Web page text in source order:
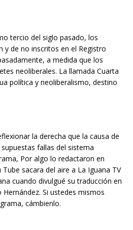
tercio del siglo pasado, los
y de no inscritos en el Registro
a medida que los
neoliberales. La llamada Cuarta
política y neoliberalismo, destino
la derecha que la causa de
fallas del sistema
Por algo lo redactaron en
sacara del aire a La Iguana TV
cuando divulgué su traducción en
Si ustedes mismos
cámbienlo.